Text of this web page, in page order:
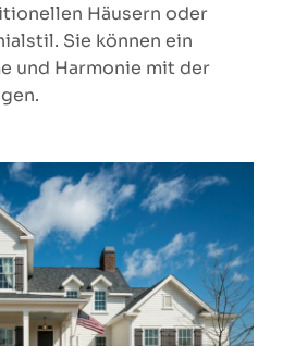
Häusern oder
Sie können ein
und Harmonie mit der